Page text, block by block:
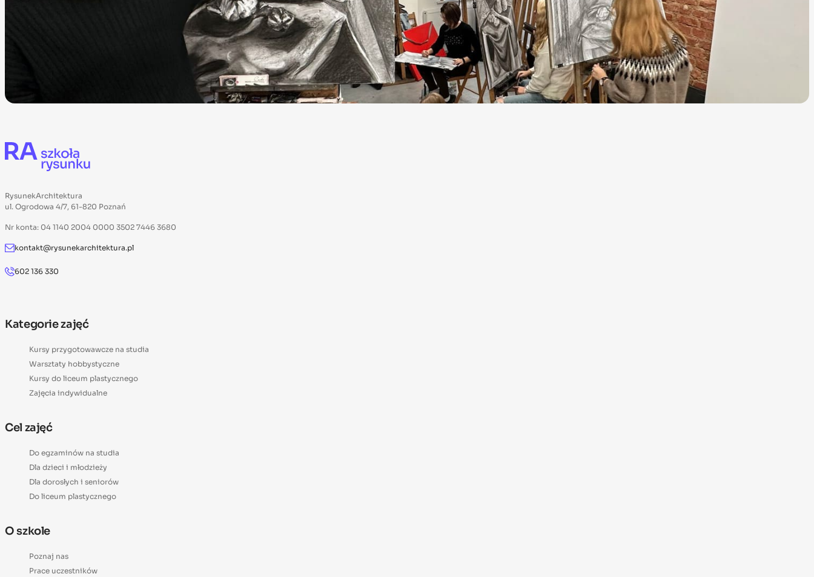
RysunekArchitektura
ul. Ogrodowa 4/7, 61-820 Poznań
Nr konta: 04 1140 2004 0000 3502 7446 3680
kontakt@rysunekarchitektura.pl
602 136 330
Kategorie zajęć
Kursy przygotowawcze na studia
Warsztaty hobbystyczne
Kursy do liceum plastycznego
Zajęcia indywidualne
Cel zajęć
Do egzaminów na studia
Dla dzieci i młodzieży
Dla dorosłych i seniorów
Do liceum plastycznego
O szkole
Poznaj nas
Prace uczestników